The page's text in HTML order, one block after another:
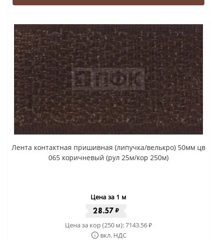
Лента контактная пришивная (липучка/велькро) 50мм цв
065 коричневый (рул 25м/кор 250м)
Цена за 1 м
28.57₽
Цена за кор (250 м):7143.56₽
вкл. НДС